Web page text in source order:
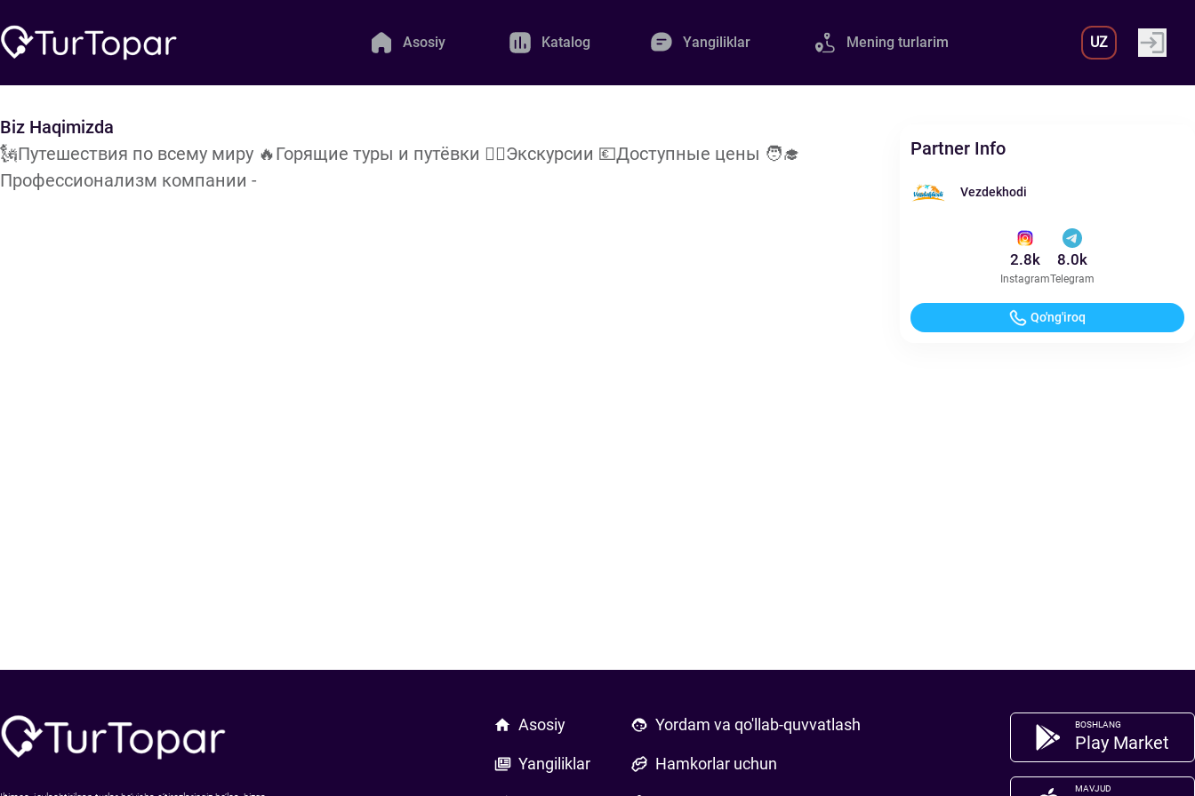
Asosiy Katalog Yangiliklar Mening turlarim UZ
Biz Haqimizda
🗽Путешествия по всему миру 🔥Горящие туры и путёвки 🧙‍♂️Экскурсии 💶Доступные цены 🧑‍🎓
Профессионализм компании -
Partner Info
Vezdekhodi
2.8k
Instagram
8.0k
Telegram
Qo'ng'iroq
Asosiy
Yangiliklar
Yordam va qo'llab-quvvatlash
Hamkorlar uchun
BOSHLANG
Play Market
MAVJUD